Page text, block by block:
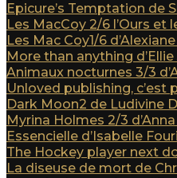
Epicure’s Temptation de
Les MacCoy 2/6 l’Ours et
Les Mac Coy1/6
More than anything d’Ellie
Animaux nocturnes 3/3
Unloved publishing, c’est
Dark Moon2 de Ludivine
Myrina Holmes 2/3
Essencielle d’Isabelle
The Hockey player next
La diseuse de mort de